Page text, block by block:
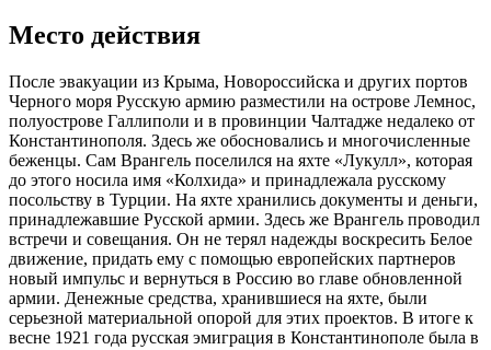
Место действия
После эвакуации из Крыма, Новороссийска и других портов
Черного моря Русскую армию разместили на острове Лемнос,
полуострове Галлиполи и в провинции Чалтадже недалеко от
Константинополя. Здесь же обосновались и многочисленные
беженцы. Сам Врангель поселился на яхте «Лукулл», которая
до этого носила имя «Колхида» и принадлежала русскому
посольству в Турции. На яхте хранились документы и деньги,
принадлежавшие Русской армии. Здесь же Врангель проводил
встречи и совещания. Он не терял надежды воскресить Белое
движение, придать ему с помощью европейских партнеров
новый импульс и вернуться в Россию во главе обновленной
армии. Денежные средства, хранившиеся на яхте, были
серьезной материальной опорой для этих проектов. В итоге к
весне 1921 года русская эмиграция в Константинополе была в